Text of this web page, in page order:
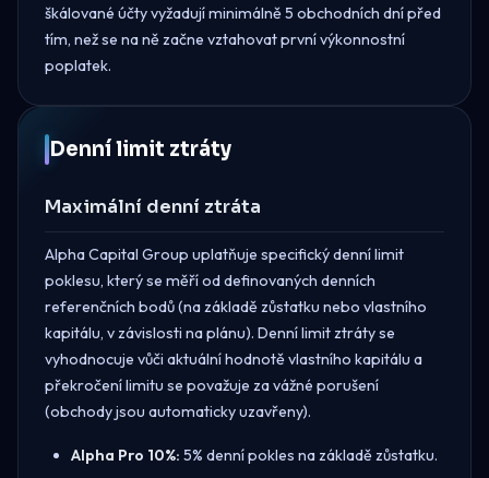
škálované účty vyžadují minimálně 5 obchodních dní před
tím, než se na ně začne vztahovat první výkonnostní
poplatek.
Denní limit ztráty
Maximální denní ztráta
Alpha Capital Group uplatňuje specifický denní limit
poklesu, který se měří od definovaných denních
referenčních bodů (na základě zůstatku nebo vlastního
kapitálu, v závislosti na plánu). Denní limit ztráty se
vyhodnocuje vůči aktuální hodnotě vlastního kapitálu a
překročení limitu se považuje za vážné porušení
(obchody jsou automaticky uzavřeny).
Alpha Pro 10%: 5% denní pokles na základě zůstatku.